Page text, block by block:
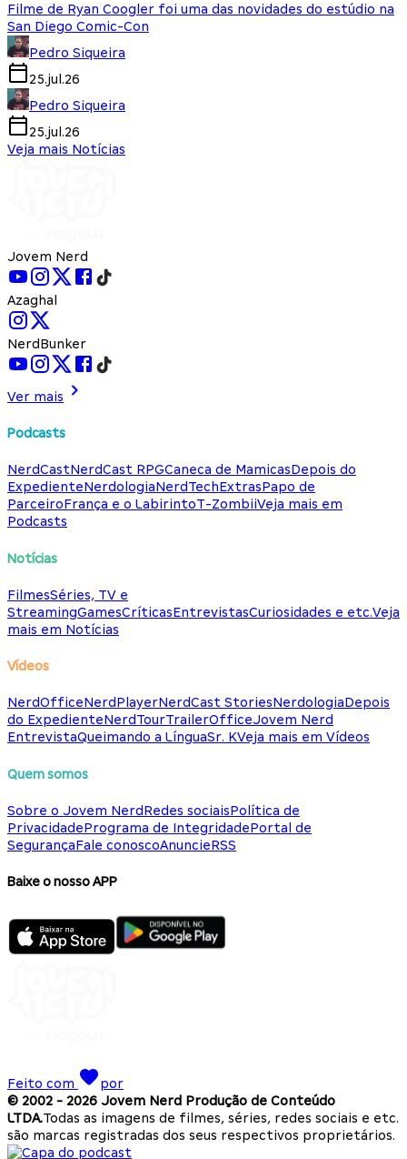
Filme de Ryan Coogler foi uma das novidades do estúdio na
San Diego Comic-Con
Pedro Siqueira
25.jul.26
Pedro Siqueira
25.jul.26
Veja mais Notícias
Jovem Nerd
Azaghal
NerdBunker
Ver mais
Podcasts
NerdCastNerdCast RPGCaneca de MamicasDepois do
ExpedienteNerdologiaNerdTechExtrasPapo de
ParceiroFrança e o LabirintoT-ZombiiVeja mais em
Podcasts
Notícias
FilmesSéries, TV e
StreamingGamesCríticasEntrevistasCuriosidades e etc.Veja
mais em Notícias
Vídeos
NerdOfficeNerdPlayerNerdCast StoriesNerdologiaDepois
do ExpedienteNerdTourTrailerOfficeJovem Nerd
EntrevistaQueimando a LínguaSr. KVeja mais em Vídeos
Quem somos
Sobre o Jovem NerdRedes sociaisPolítica de
PrivacidadePrograma de IntegridadePortal de
SegurançaFale conoscoAnuncieRSS
Baixe o nosso APP
Feito com
por
© 2002 - 2026 Jovem Nerd Produção de Conteúdo
LTDA.Todas as imagens de filmes, séries, redes sociais e etc.
são marcas registradas dos seus respectivos proprietários.